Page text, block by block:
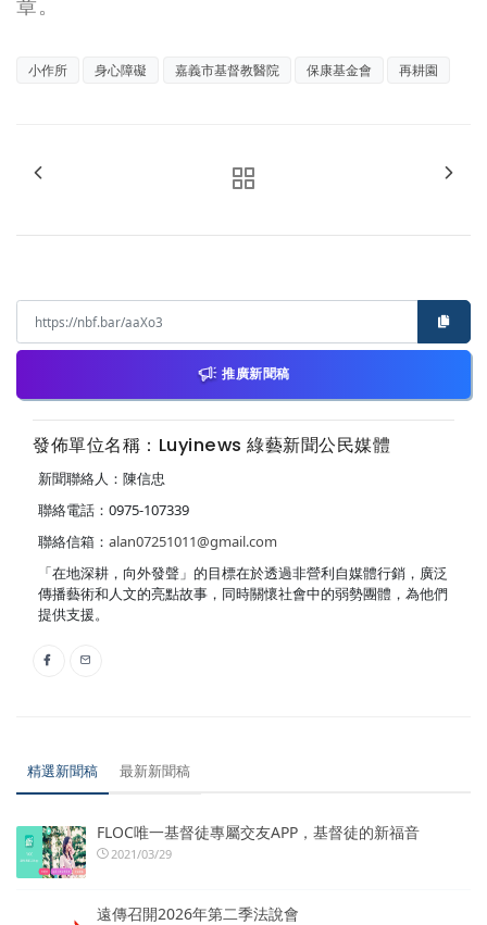
章。
小作所 身心障礙 嘉義市基督教醫院 保康基金會 再耕園
推廣新聞稿
發佈單位名稱：Luyinews 綠藝新聞公民媒體
新聞聯絡人：陳信忠
聯絡電話：0975-107339
聯絡信箱： alan07251011@gmail.com
「在地深耕，向外發聲」的目標在於透過非營利自媒體行銷，廣泛
傳播藝術和人文的亮點故事，同時關懷社會中的弱勢團體，為他們
提供支援。
精選新聞稿 最新新聞稿
FLOC唯一基督徒專屬交友APP，基督徒的新福音
2021/03/29
遠傳召開2026年第二季法說會